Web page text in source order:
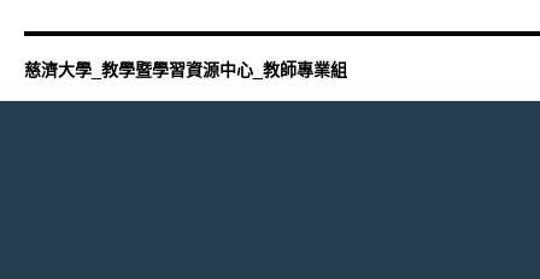
慈濟大學_教學暨學習資源中心_教師專業組